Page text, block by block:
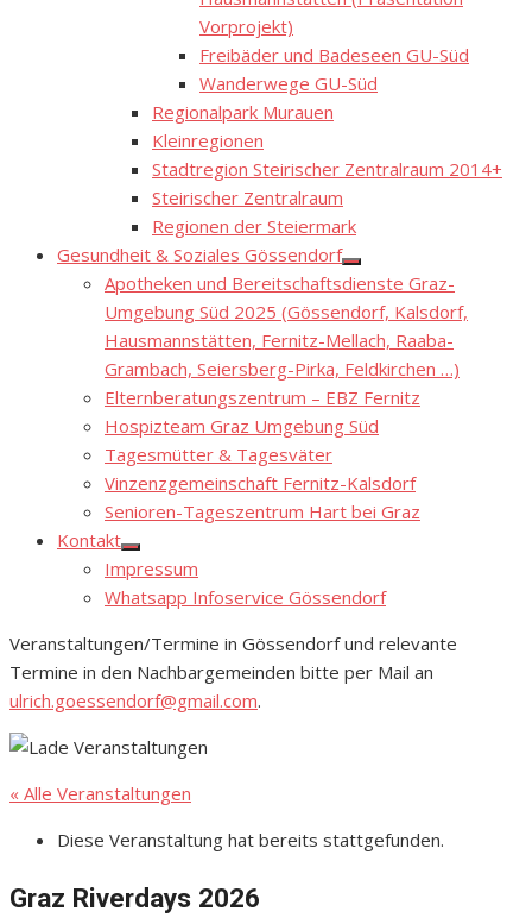
Vorprojekt)
Freibäder und Badeseen GU-Süd
Wanderwege GU-Süd
Regionalpark Murauen
Kleinregionen
Stadtregion Steirischer Zentralraum 2014+
Steirischer Zentralraum
Regionen der Steiermark
Gesundheit & Soziales Gössendorf
Show
sub
menu
Apotheken und Bereitschaftsdienste Graz-
Umgebung Süd 2025 (Gössendorf, Kalsdorf,
Hausmannstätten, Fernitz-Mellach, Raaba-
Grambach, Seiersberg-Pirka, Feldkirchen …)
Elternberatungszentrum – EBZ Fernitz
Hospizteam Graz Umgebung Süd
Tagesmütter & Tagesväter
Vinzenzgemeinschaft Fernitz-Kalsdorf
Senioren-Tageszentrum Hart bei Graz
Kontakt
Show
sub
menu
Impressum
Whatsapp Infoservice Gössendorf
Veranstaltungen/Termine in Gössendorf und relevante
Termine in den Nachbargemeinden bitte per Mail an
ulrich.goessendorf@gmail.com.
« Alle Veranstaltungen
Diese Veranstaltung hat bereits stattgefunden.
Graz Riverdays 2026